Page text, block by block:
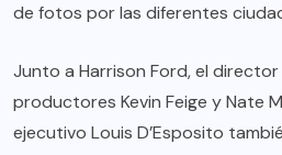
de fotos por las diferentes
Junto a Harrison Ford, el director
productores Kevin Feige y Nate
ejecutivo Louis D’Esposito